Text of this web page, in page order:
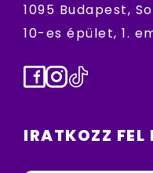
1095 Budapest,
10-es épület, 1.
Facebook
Instagram
TikTok
IRATKOZZ FEL